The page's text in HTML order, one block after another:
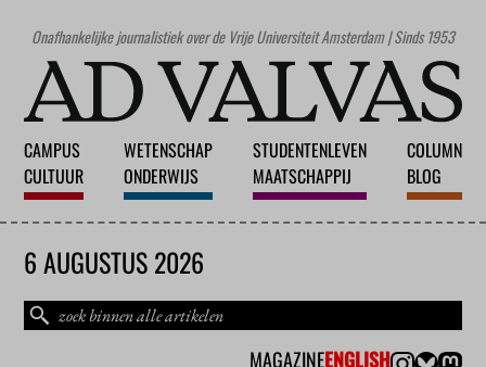
Onafhankelijke journalistiek over de Vrije Universiteit Amsterdam | Sinds 1953
CAMPUS
CULTUUR
WETENSCHAP
ONDERWIJS
STUDENTENLEVEN
MAATSCHAPPIJ
COLUMN
BLOG
6 AUGUSTUS 2026
MAGAZINEENGLISH